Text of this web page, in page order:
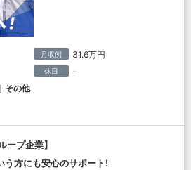
月収例 31.6万円
休日 -
その他
ープ企業】
う方にも安心のサポート!